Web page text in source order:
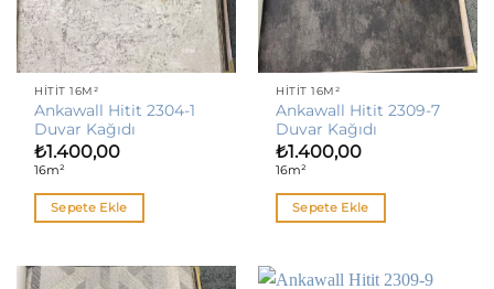
HITIT 16M²
Ankawall Hitit 2304-1
Duvar Kağıdı
₺1.400,00
16m²
Sepete Ekle
HITIT 16M²
Ankawall Hitit 2309-7
Duvar Kağıdı
₺1.400,00
16m²
Sepete Ekle